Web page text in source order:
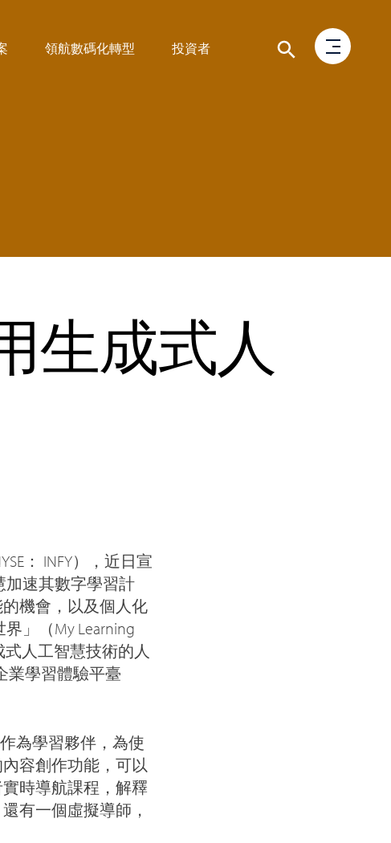
領航數碼化轉型 投資者
生成式人
： INFY），近日宣
加速其數字學習計
機會，以及個人化
」（My Learning
人工智慧技術的人
業學習體驗平臺
為學習夥伴，為使
容創作功能，可以
時導航課程，解釋
有一個虛擬導師，